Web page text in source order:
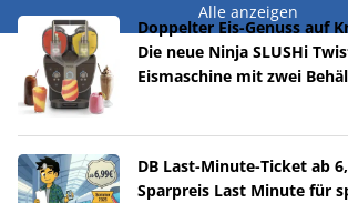
Alle anzeigen
Doppelter Eis-Genuss auf
Die neue Ninja SLUSHi
Eismaschine mit zwei
DB Last-Minute-Ticket ab
Sparpreis Last Minute für